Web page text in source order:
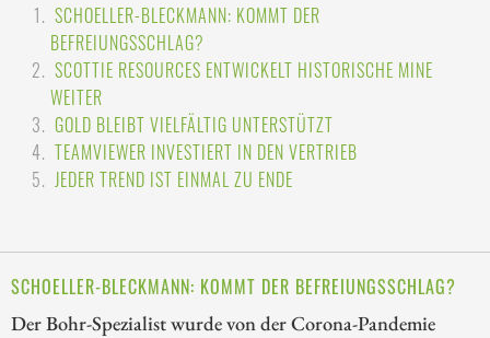
SCHOELLER-BLECKMANN: KOMMT DER
BEFREIUNGSSCHLAG?
SCOTTIE RESOURCES ENTWICKELT HISTORISCHE MINE
WEITER
GOLD BLEIBT VIELFÄLTIG UNTERSTÜTZT
TEAMVIEWER INVESTIERT IN DEN VERTRIEB
JEDER TREND IST EINMAL ZU ENDE
SCHOELLER-BLECKMANN: KOMMT DER BEFREIUNGSSCHLAG?
Der Bohr-Spezialist wurde von der Corona-Pandemie